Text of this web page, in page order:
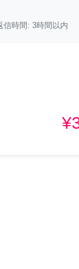
信時間: 3時間以内